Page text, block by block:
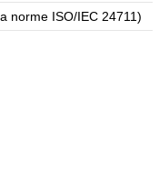
norme ISO/IEC 24711)